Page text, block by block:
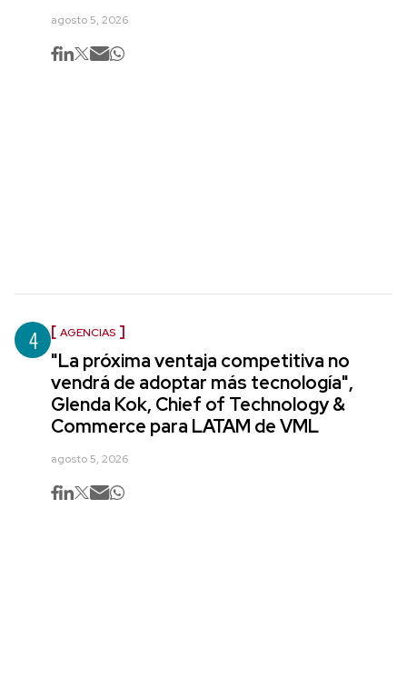
agosto 5, 2026
4 AGENCIAS
"La próxima ventaja competitiva no
vendrá de adoptar más tecnología",
Glenda Kok, Chief of Technology &
Commerce para LATAM de VML
agosto 5, 2026